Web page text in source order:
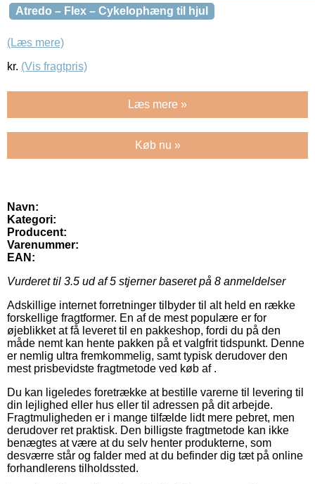
Atredo – Flex – Cykelophæng til hjul
(Læs mere)
kr. (Vis fragtpris)
Læs mere »
Køb nu »
Navn:
Kategori:
Producent:
Varenummer:
EAN:
Vurderet til 3.5 ud af 5 stjerner baseret på 8 anmeldelser
Adskillige internet forretninger tilbyder til alt held en række
forskellige fragtformer. En af de mest populære er for
øjeblikket at få leveret til en pakkeshop, fordi du på den
måde nemt kan hente pakken på et valgfrit tidspunkt. Denne
er nemlig ultra fremkommelig, samt typisk derudover den
mest prisbevidste fragtmetode ved køb af .
Du kan ligeledes foretrække at bestille varerne til levering til
din lejlighed eller hus eller til adressen på dit arbejde.
Fragtmuligheden er i mange tilfælde lidt mere pebret, men
derudover ret praktisk. Den billigste fragtmetode kan ikke
benægtes at være at du selv henter produkterne, som
desværre står og falder med at du befinder dig tæt på online
forhandlerens tilholdssted.